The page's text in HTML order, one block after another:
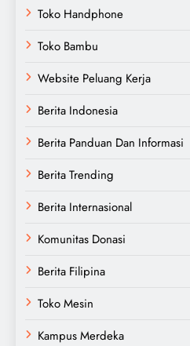
Toko Handphone
Toko Bambu
Website Peluang Kerja
Berita Indonesia
Berita Panduan Dan Informasi
Berita Trending
Berita Internasional
Komunitas Donasi
Berita Filipina
Toko Mesin
Kampus Merdeka